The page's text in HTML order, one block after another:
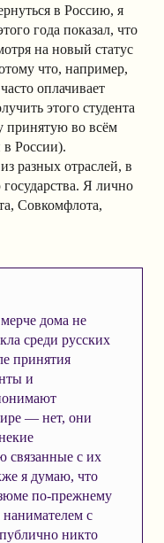
в Россию, я
года показал, что
на новый статус
что, например,
оплачивает
этого студента
принятую во всём
в России).
разных отраслей, в
Я лично
Совкомфлота,
дома не
среди русских
принятия
и
— нет, они
связанные с их
я думаю, что
по-прежнему
с
никто